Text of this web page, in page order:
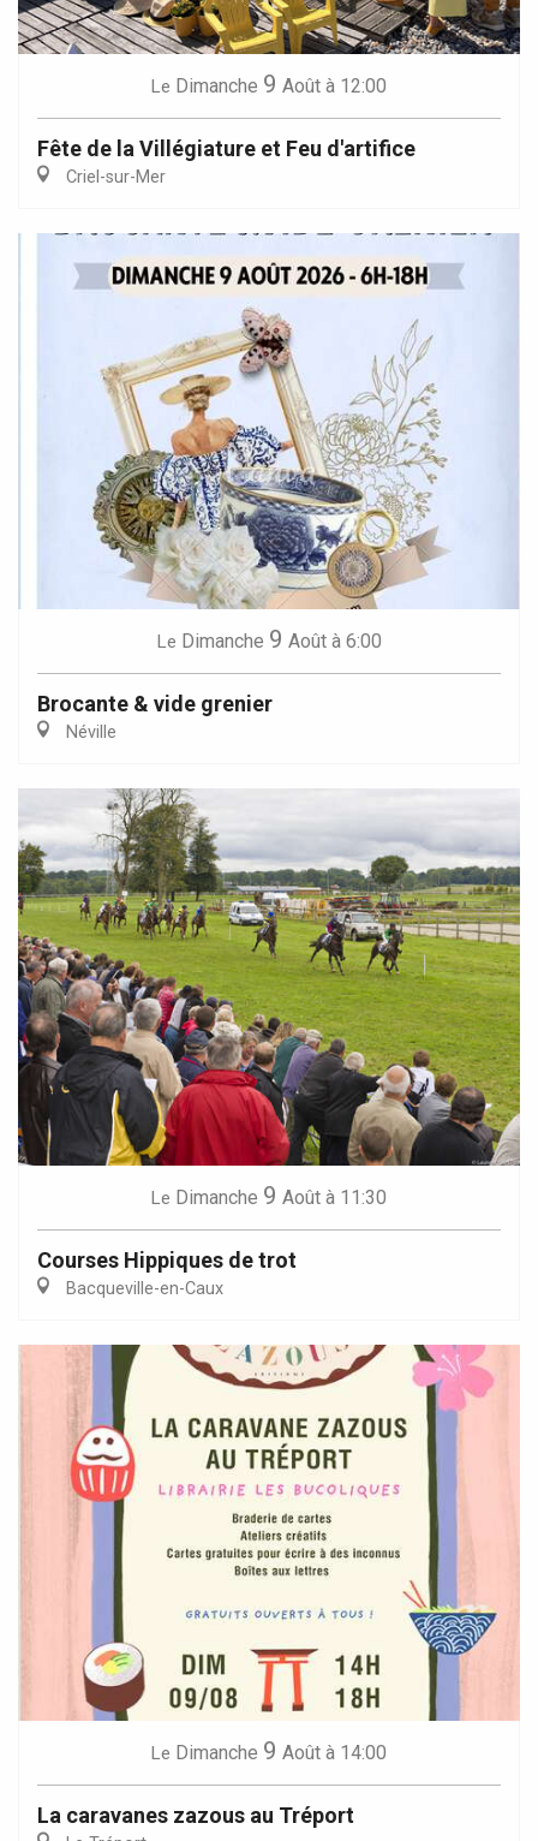
Le Dimanche 9 Août à 12:00
Fête de la Villégiature et Feu d'artifice
Criel-sur-Mer
Le Dimanche 9 Août à 6:00
Brocante & vide grenier
Néville
Le Dimanche 9 Août à 11:30
Courses Hippiques de trot
Bacqueville-en-Caux
Le Dimanche 9 Août à 14:00
La caravanes zazous au Tréport